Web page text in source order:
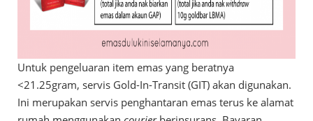
Untuk pengeluaran item emas yang beratnya
<21.25gram, servis Gold-In-Transit (GIT) akan digunakan.
Ini merupakan servis penghantaran emas terus ke alamat